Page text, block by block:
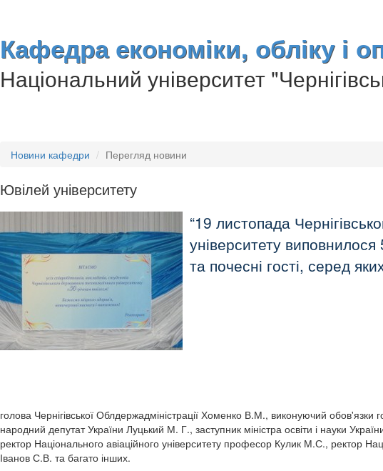
Кафедра економіки, обліку і
Національний університет
Новини кафедри Перегляд новини
Ювілей університету
19 листопада
університету виповнилося
та почесні гості, серед
голова Чернігівської Облдержадміністрації Хоменко В.М., виконуючий обов'язки
народний депутат України Луцький М. Г., заступник міністра освіти і науки
ректор Національного авіаційного університету професор Кулик М.С., ректор
Іванов С.В. та багато інших.